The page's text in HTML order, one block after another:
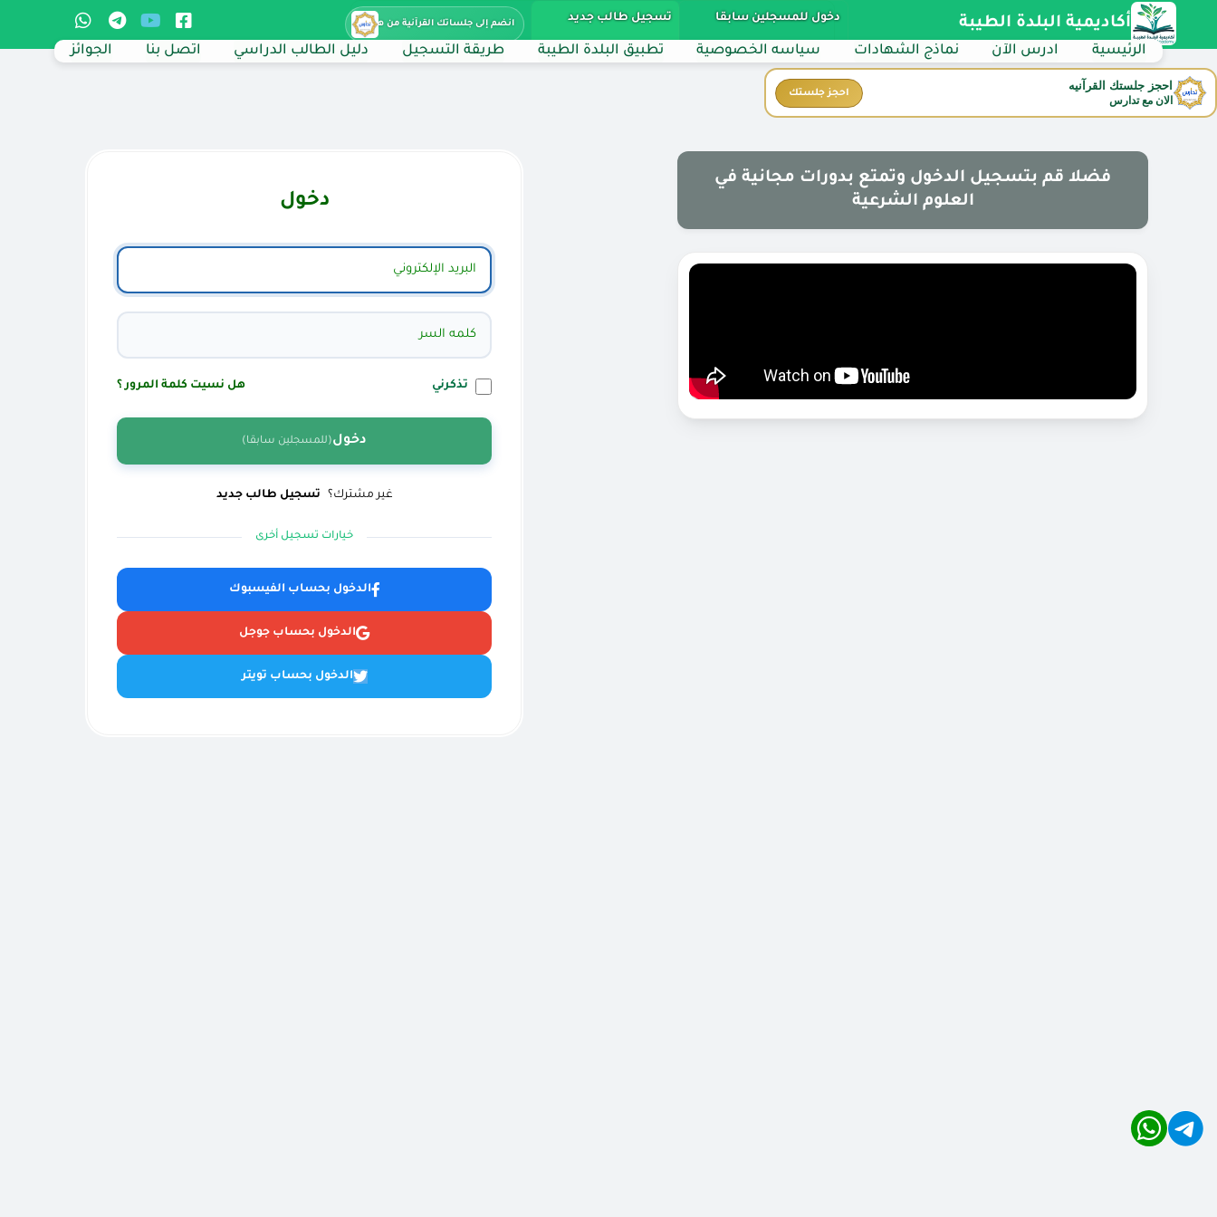
أكاديمية البلدة الطيبة دخول للمسجلين سابقا تسجيل طالب جديد انضم إلى جلساتك القرآنية من هنا
الرئيسية ادرس الآن نماذج الشهادات سياسه الخصوصية تطبيق البلدة الطيبة طريقة التسجيل دليل الطالب الدراسي اتصل بنا الجوائز
احجز جلستك القرآنيه
الان مع تدارس
احجز جلستك
فضلا قم بتسجيل الدخول وتمتع بدورات مجانية في
العلوم الشرعية
دخول
تذكرني هل نسيت كلمة المرور ؟
دخول(للمسجلين سابقا)
غير مشترك؟ تسجيل طالب جديد
خيارات تسجيل أخرى
الدخول بحساب الفيسبوك
الدخول بحساب جوجل
الدخول بحساب تويتر